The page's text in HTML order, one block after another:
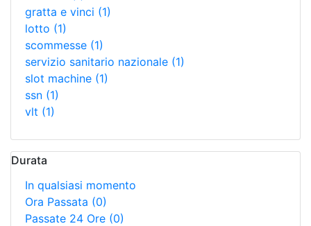
gratta e vinci (1)
lotto (1)
scommesse (1)
servizio sanitario nazionale (1)
slot machine (1)
ssn (1)
vlt (1)
Durata
In qualsiasi momento
Ora Passata (0)
Passate 24 Ore (0)